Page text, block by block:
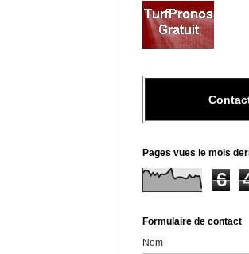
Pages vues le mois
6
Formulaire de contact
Nom